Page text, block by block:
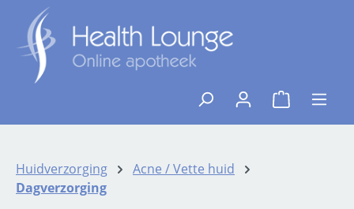
Ga naar de hoofdinhoud
{1}De
Huidverzorging
Acne / Vette huid
Dagverzorging